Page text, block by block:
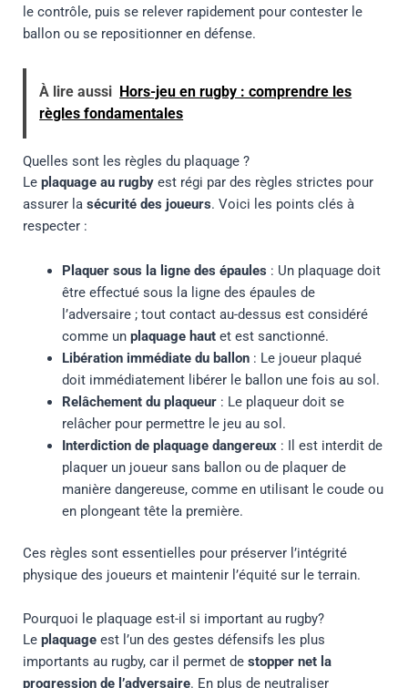
le contrôle, puis se relever rapidement pour contester le
ballon ou se repositionner en défense.
À lire aussi Hors-jeu en rugby : comprendre les
règles fondamentales
Quelles sont les règles du plaquage ?
Le plaquage au rugbyest régi par des règles strictes pour
assurer la sécurité des joueurs. Voici les points clés à
respecter :
Plaquer sous la ligne des épaules : Un plaquage doit
être effectué sous la ligne des épaules de
l’adversaire ; tout contact au-dessus est considéré
comme unplaquage haut et est sanctionné.
Libération immédiate du ballon : Le joueur plaqué
doit immédiatement libérer le ballon une fois au sol.
Relâchement du plaqueur : Le plaqueur doit se
relâcher pour permettre le jeu au sol.
Interdiction de plaquage dangereux : Il est interdit de
plaquer un joueur sans ballon ou de plaquer de
manière dangereuse, comme en utilisant le coude ou
en plongeant tête la première.
Ces règles sont essentielles pour préserver l’intégrité
physique des joueurs et maintenir l’équité sur le terrain.
Pourquoi le plaquage est-il si important au rugby?
Le plaquageest l’un des gestes défensifs les plus
importants au rugby, car il permet de stopper net la
progression de l’adversaire. En plus de neutraliser